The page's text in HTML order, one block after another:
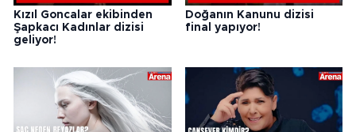
Kızıl Goncalar ekibinden
Şapkacı Kadınlar dizisi
geliyor!
Doğanın Kanunu dizisi
final yapıyor!